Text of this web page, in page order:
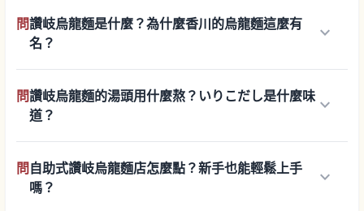
問讚岐烏龍麵是什麼？為什麼香川的烏龍麵這麼有
名？
keyboard_arrow_down
問讚岐烏龍麵的湯頭用什麼熬？いりこだし是什麼味
道？
keyboard_arrow_down
問 自助式讚岐烏龍麵店怎麼點？新手也能輕鬆上手
嗎？
keyboard_arrow_down